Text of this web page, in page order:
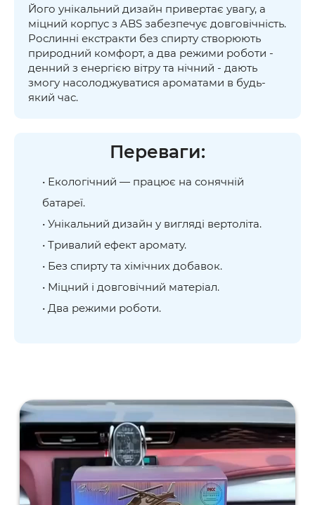
Його унікальний дизайн привертає увагу, а
міцний корпус з ABS забезпечує довговічність.
Рослинні екстракти без спирту створюють
природний комфорт, а два режими роботи -
денний з енергією вітру та нічний - дають
змогу насолоджуватися ароматами в будь-
який час.
Переваги:
• Екологічний — працює на сонячній
батареї.
• Унікальний дизайн у вигляді вертоліта.
• Тривалий ефект аромату.
• Без спирту та хімічних добавок.
• Міцний і довговічний матеріал.
• Два режими роботи.